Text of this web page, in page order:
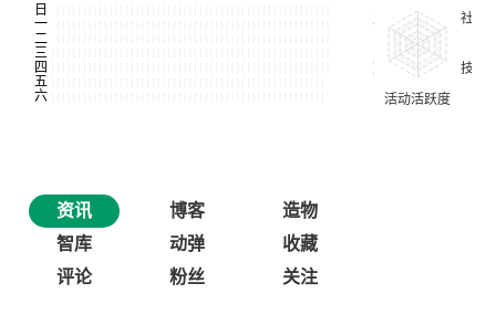
资讯 博客
造物
智库
动弹
收藏
评论
粉丝 关注